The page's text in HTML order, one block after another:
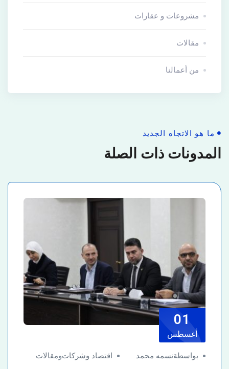
مشروعات و عقارات
مقالات
من أعمالنا
ما هو الاتجاه الجديد
المدونات ذات الصلة
01
أغسطس
بواسطةنسمه محمد اقتصاد وشركاتومقالات